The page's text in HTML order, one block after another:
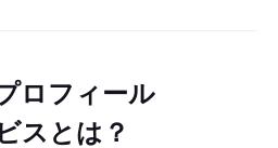
ロフィール
スとは？